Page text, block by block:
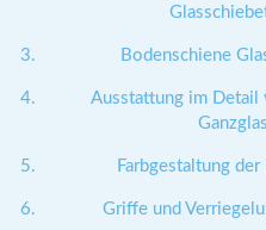
Bodenschiene
Ausstattung im Detail
Farbgestaltung
Griffe und